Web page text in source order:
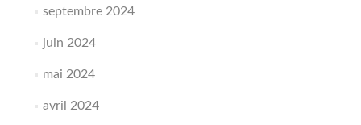
septembre 2024
juin 2024
mai 2024
avril 2024